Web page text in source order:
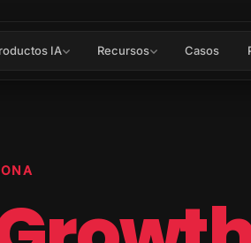
IA Recursos Casos